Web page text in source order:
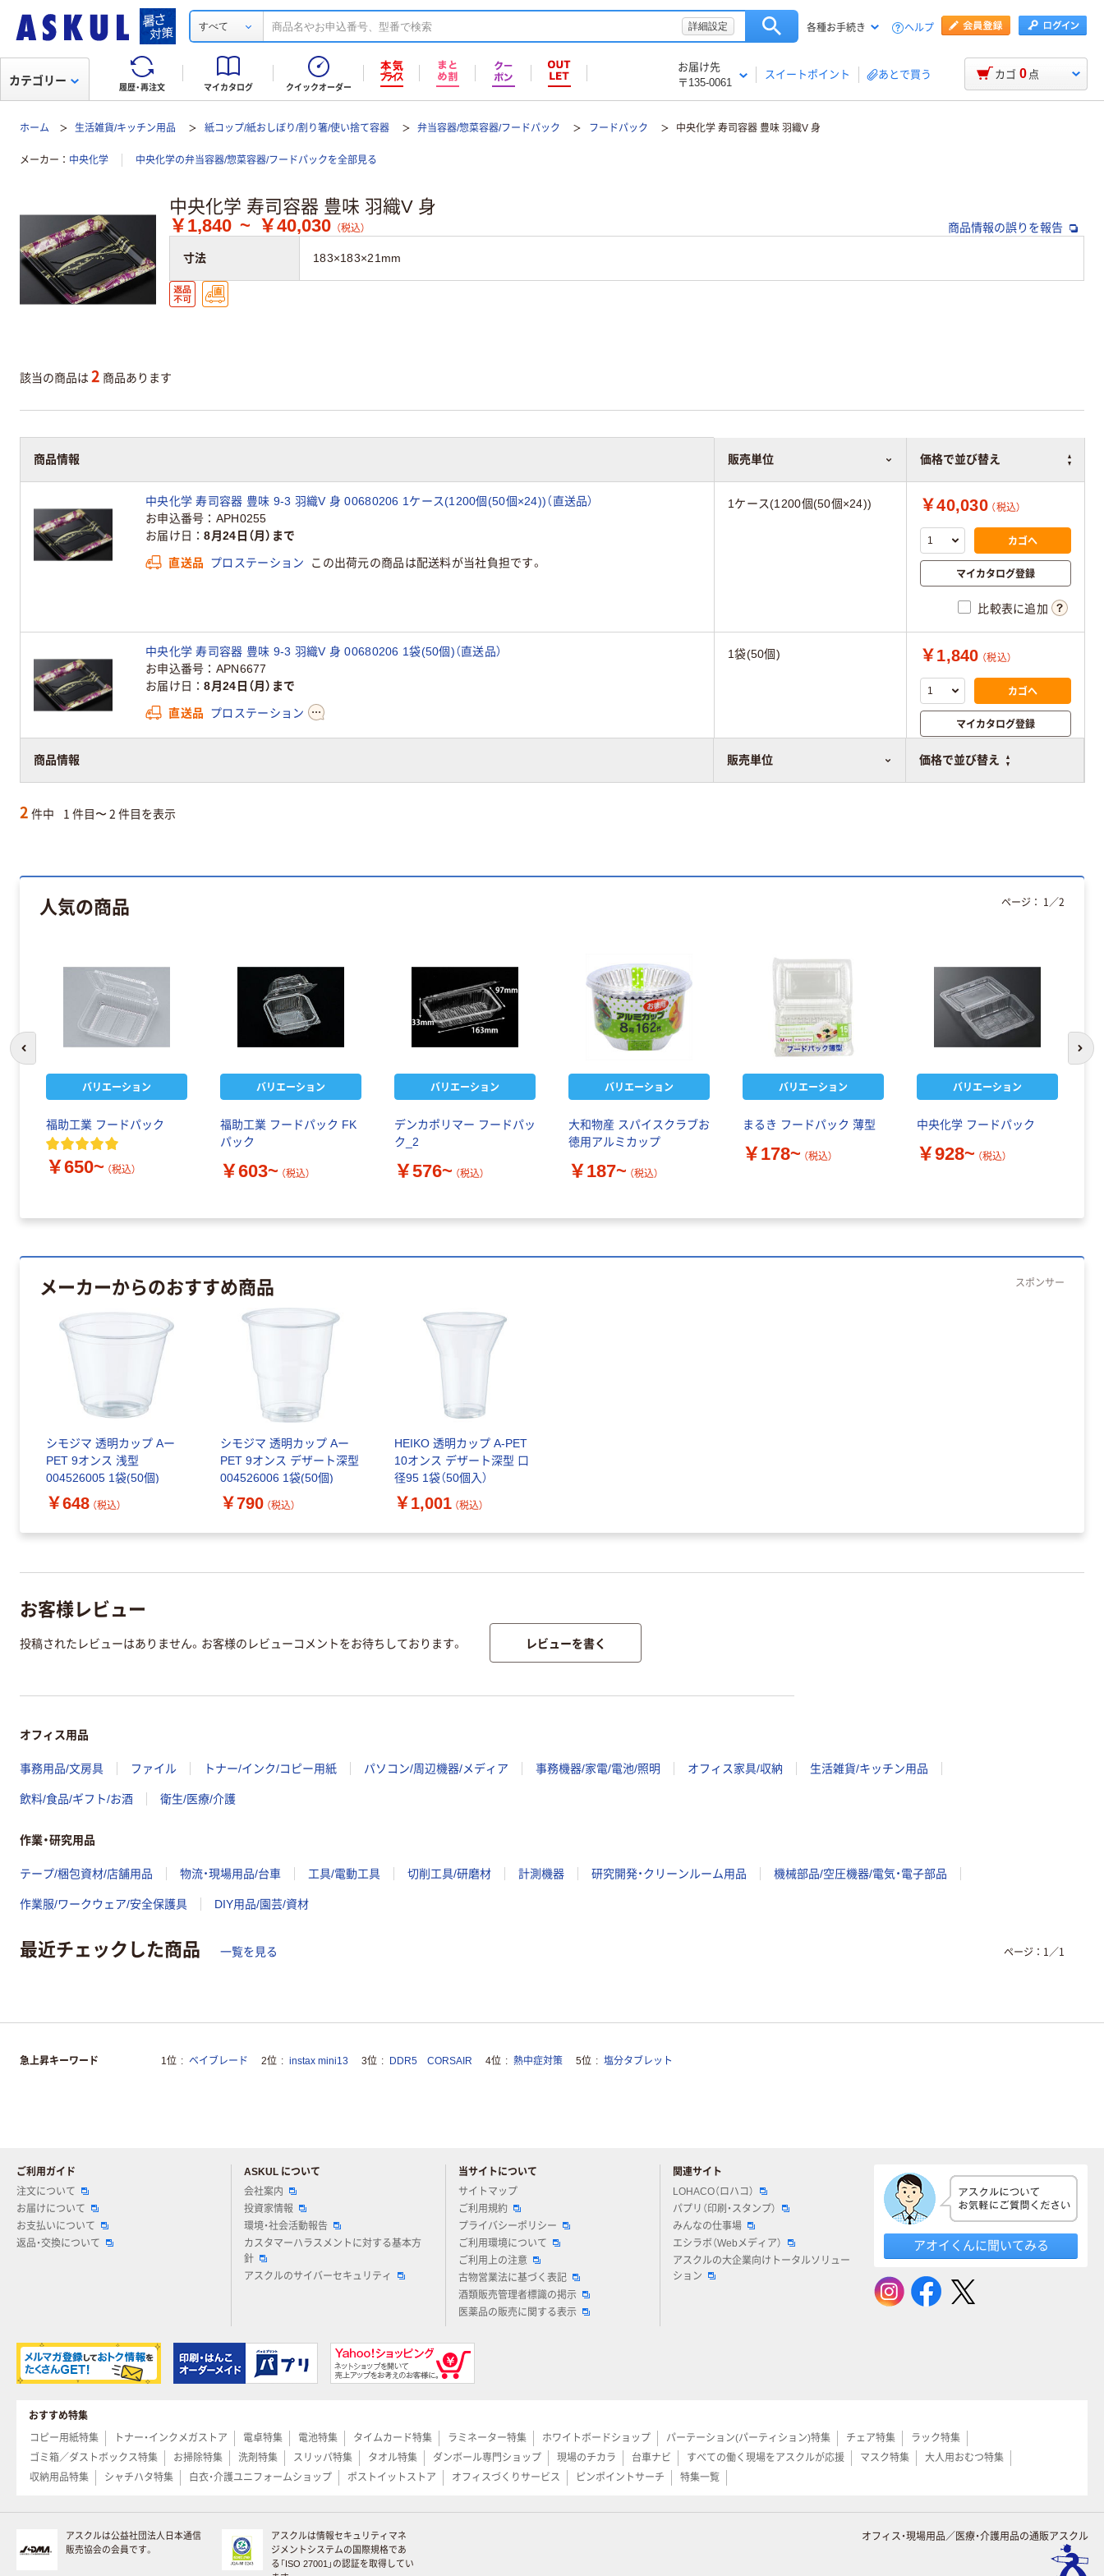
すべて 詳細設定 各種お手続き ヘルプ
履歴・再注文 マイカタログ クイックオーダー
お届け先
〒135-0061
スイートポイント あとで買う
カテゴリー カゴ 0 点
ホーム 生活雑貨/キッチン用品 紙コップ/紙おしぼり/割り箸/使い捨て容器 弁当容器/惣菜容器/フードパック フードパック 中央化学 寿司容器 豊味 羽織V 身
メーカー 中央化学 中央化学の弁当容器/惣菜容器/フードパックを全部見る
中央化学 寿司容器 豊味 羽織V 身
￥1,840 ~ ￥40,030 （税込） 商品情報の誤りを報告
寸法 183×183×21mm
該当の商品は 2 商品あります
商品情報 販売単位 価格で並び替え
商品情報 販売単位 価格で並び替え
中央化学 寿司容器 豊味 9-3 羽織V 身 00680206 1ケース(1200個(50個×24))（直送品）
お申込番号
APH0255
お届け日
8月24日（月）まで
直送品 プロステーション この出荷元の商品は配送料が当社負担です。
1ケース(1200個(50個×24)) ￥40,030 （税込）
カゴへ
マイカタログ登録
比較表に追加
中央化学 寿司容器 豊味 9-3 羽織V 身 00680206 1袋(50個)（直送品）
お申込番号
APN6677
お届け日
8月24日（月）まで
直送品 プロステーション
1袋(50個) ￥1,840 （税込）
カゴへ
マイカタログ登録
比較表に追加
2 件中 1 件目〜 2 件目を表示
人気の商品
バリエーション
福助工業 フードパック
￥650~ （税込）
バリエーション
福助工業 フードパック FK
パック
￥603~ （税込）
バリエーション
デンカポリマー フードパッ
ク_2
￥576~ （税込）
バリエーション
大和物産 スパイスクラブお
徳用アルミカップ
￥187~ （税込）
バリエーション
まるき フードパック 薄型
￥178~ （税込）
バリエーション
中央化学 フードパック
￥928~ （税込）
ページ： 1 ／2
前のスライドへ 次
メーカーからのおすすめ商品 スポンサー
シモジマ 透明カップ Aー
PET 9オンス 浅型
004526005 1袋(50個)
￥648 （税込）
シモジマ 透明カップ Aー
PET 9オンス デザート深型
004526006 1袋(50個)
￥790 （税込）
HEIKO 透明カップ A-PET
10オンス デザート深型 口
径95 1袋（50個入）
￥1,001 （税込）
お客様レビュー
投稿されたレビューはありません。お客様のレビューコメントをお待ちしております。 レビューを書く
オフィス用品
事務用品/文房具 ファイル トナー/インク/コピー用紙 パソコン/周辺機器/メディア 事務機器/家電/電池/照明 オフィス家具/収納 生活雑貨/キッチン用品
飲料/食品/ギフト/お酒 衛生/医療/介護
作業・研究用品
テープ/梱包資材/店舗用品 物流・現場用品/台車 工具/電動工具 切削工具/研磨材 計測機器 研究開発・クリーンルーム用品 機械部品/空圧機器/電気・電子部品
作業服/ワークウェア/安全保護具 DIY用品/園芸/資材
最近チェックした商品 一覧を見る ページ： 1 ／1
急上昇キーワード 1位 ベイブレード 2位 instax mini13 3位 DDR5 CORSAIR 4位 熱中症対策 5位 塩分タブレット
ご利用ガイド
注文について
お届けについて
お支払いについて
返品・交換について
ASKUL について
会社案内
投資家情報
環境・社会活動報告
カスタマーハラスメントに対する基本方
針
アスクルのサイバーセキュリティ
当サイトについて
サイトマップ
ご利用規約
プライバシーポリシー
ご利用環境について
ご利用上の注意
古物営業法に基づく表記
酒類販売管理者標識の掲示
医薬品の販売に関する表示
関連サイト
LOHACO（ロハコ）
パプリ（印刷・スタンプ）
みんなの仕事場
エシラボ（Webメディア）
アスクルの大企業向けトータルソリュー
ション
アオイくんに聞いてみる
おすすめ特集
コピー用紙特集
トナー・インクメガストア 電卓特集 電池特集 タイムカード特集 ラミネーター特集 ホワイトボードショップ パーテーション(パーティション)特集 チェア特集
ラック特集
ゴミ箱／ダストボックス特集
お掃除特集 洗剤特集 スリッパ特集 タオル特集 ダンボール専門ショップ 現場のチカラ 台車ナビ すべての働く現場をアスクルが応援 マスク特集
大人用おむつ特集
収納用品特集
シャチハタ特集 白衣・介護ユニフォームショップ ポストイットストア オフィスづくりサービス ピンポイントサーチ 特集一覧
アスクルは公益社団法人日本通信
販売協会の会員です。
アスクルは情報セキュリティマネ
ジメントシステムの国際規格であ
る「ISO 27001」の認証を取得してい
オフィス・現場用品／医療・介護用品の通販アスクル